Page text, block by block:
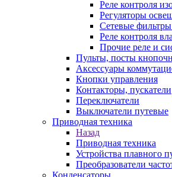
Реле контроля
Регуляторы
Сетевые
Реле контроля
Прочие реле и
Пульты, посты
Аксессуары
Кнопки управления
Контакторы, пускатели
Переключатели
Выключатели путевые
Приводная техника
Назад
Приводная техника
Устройства плавного
Преобразователи
Конденсаторы